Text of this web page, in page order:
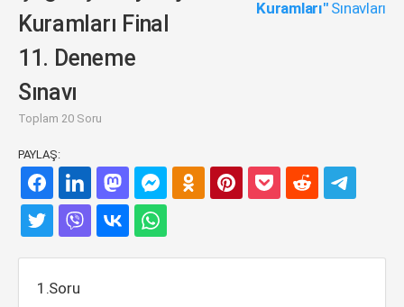
Kuramları Final
11. Deneme
Sınavı
Toplam 20 Soru
Kuramları"Sınavları
PAYLAŞ:
1.Soru